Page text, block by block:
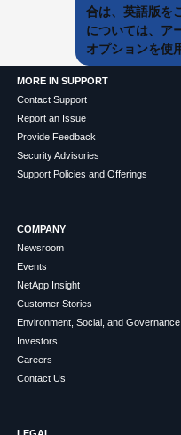
合は、英語版を
については、ア
オプションを使
MORE IN SUPPORT
Contact Support
Report an Issue
Provide Feedback
Security Advisories
Support Policies and Offerings
COMPANY
Newsroom
Events
NetApp Insight
Customer Stories
Environment, Social, and Governance
Investors
Careers
Contact Us